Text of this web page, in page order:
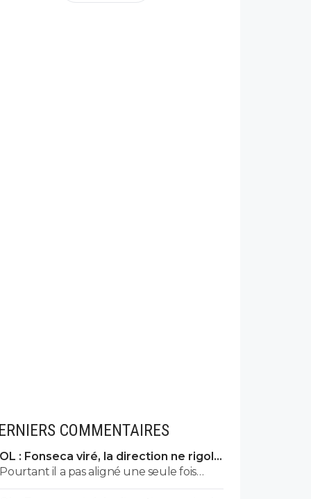
COMMENTAIRES
OL : Fonseca viré, la direction ne rigole
plus
Pourtant il a pas aligné une seule fois
cette compo pendant les matchs amicaux